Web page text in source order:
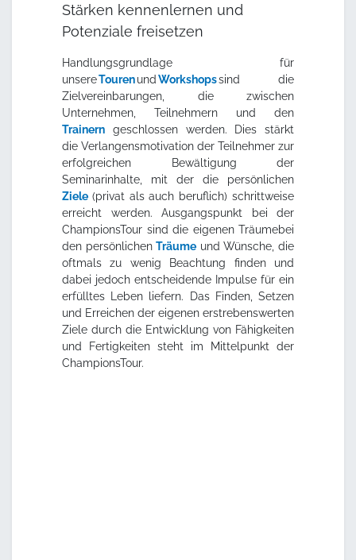
Stärken kennenlernen und
Potenziale freisetzen
Handlungsgrundlage für
unsereTourenund Workshopssind die
Zielvereinbarungen, die zwischen
Unternehmen, Teilnehmern und den
Trainern geschlossen werden. Dies stärkt
die Verlangensmotivation der Teilnehmer zur
erfolgreichen Bewältigung der
Seminarinhalte, mit der die persönlichen
Ziele (privat als auch beruflich) schrittweise
erreicht werden. Ausgangspunkt bei der
ChampionsTour sind die eigenen Träumebei
den persönlichenTräume und Wünsche, die
oftmals zu wenig Beachtung finden und
dabei jedoch entscheidende Impulse für ein
erfülltes Leben liefern. Das Finden, Setzen
und Erreichen der eigenen erstrebenswerten
Ziele durch die Entwicklung von Fähigkeiten
und Fertigkeiten steht im Mittelpunkt der
ChampionsTour.